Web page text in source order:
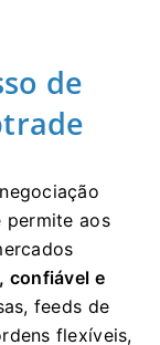
de
permite aos
confiável e
feeds de
flexíveis,